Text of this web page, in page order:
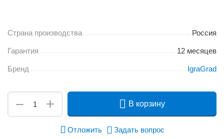
Страна производства Россия
Гарантия 12 месяцев
Бренд IgraGrad
+
− В корзину
Отложить Задать вопрос